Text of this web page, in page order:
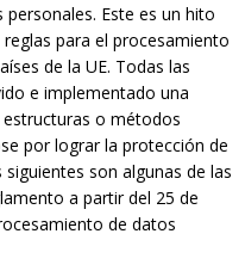
Este es un hito
para el procesamiento
de la UE. Todas las
e implementado una
o métodos
por lograr la protección de
son algunas de las
a partir del 25 de
de datos